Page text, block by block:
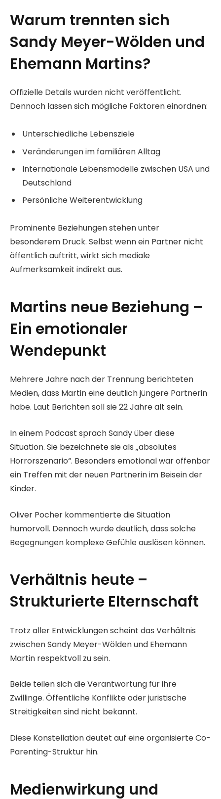
Warum trennten sich
Sandy Meyer-Wölden und
Ehemann Martins?
Offizielle Details wurden nicht veröffentlicht.
Dennoch lassen sich mögliche Faktoren einordnen:
Unterschiedliche Lebensziele
Veränderungen im familiären Alltag
Internationale Lebensmodelle zwischen USA und
Deutschland
Persönliche Weiterentwicklung
Prominente Beziehungen stehen unter
besonderem Druck. Selbst wenn ein Partner nicht
öffentlich auftritt, wirkt sich mediale
Aufmerksamkeit indirekt aus.
Martins neue Beziehung –
Ein emotionaler
Wendepunkt
Mehrere Jahre nach der Trennung berichteten
Medien, dass Martin eine deutlich jüngere Partnerin
habe. Laut Berichten soll sie 22 Jahre alt sein.
In einem Podcast sprach Sandy über diese
Situation. Sie bezeichnete sie als „absolutes
Horrorszenario“. Besonders emotional war offenbar
ein Treffen mit der neuen Partnerin im Beisein der
Kinder.
Oliver Pocher kommentierte die Situation
humorvoll. Dennoch wurde deutlich, dass solche
Begegnungen komplexe Gefühle auslösen können.
Verhältnis heute –
Strukturierte Elternschaft
Trotz aller Entwicklungen scheint das Verhältnis
zwischen Sandy Meyer-Wölden und Ehemann
Martin respektvoll zu sein.
Beide teilen sich die Verantwortung für ihre
Zwillinge. Öffentliche Konflikte oder juristische
Streitigkeiten sind nicht bekannt.
Diese Konstellation deutet auf eine organisierte Co-
Parenting-Struktur hin.
Medienwirkung und